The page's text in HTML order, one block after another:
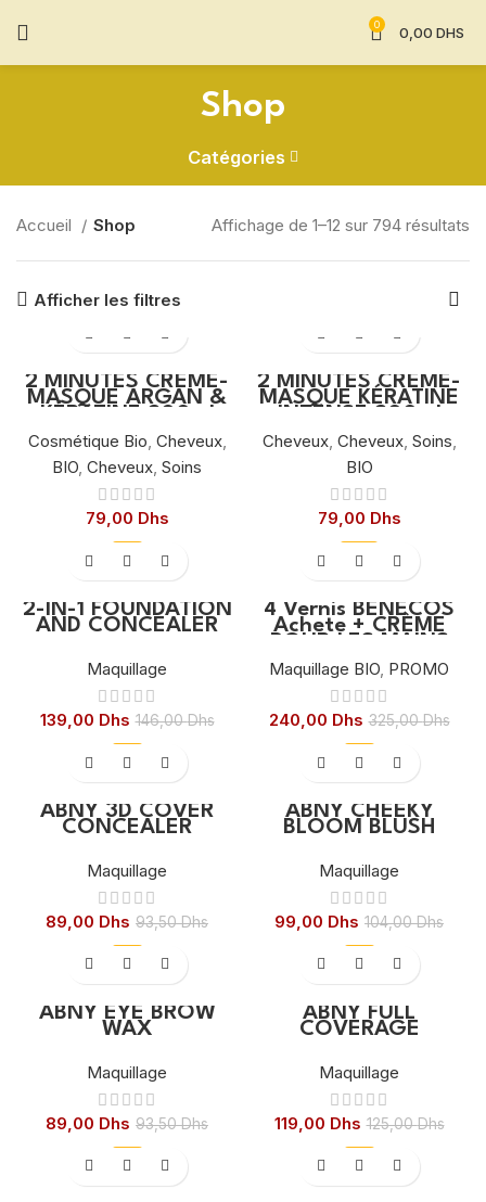
0 0,00 DHS
Shop
Catégories
Accueil Shop Affichage de 1–12 sur 794 résultats
Afficher les filtres
2 MINUTES CRÈME-
MASQUE ARGAN &
Cosmétique Bio, Cheveux,
BIO, Cheveux, Soins
79,00 Dhs
2 MINUTES CRÈME-
MASQUE KÉRATINE
Cheveux, Cheveux, Soins,
BIO
79,00 Dhs
-5%
2-IN-1 FOUNDATION
AND CONCEALER
Maquillage
139,00 Dhs 146,00Dhs
-26%
4 Vernis BENECOS
Achete + CRÈME
SANS ODEUR 100ML
Offerte
Maquillage BIO, PROMO
240,00 Dhs 325,00Dhs
-5%
ABNY 3D COVER
CONCEALER
Maquillage
89,00 Dhs 93,50Dhs
-5%
ABNY CHEEKY
BLOOM BLUSH
Maquillage
99,00 Dhs 104,00Dhs
-5%
ABNY EYE BROW
WAX
Maquillage
89,00 Dhs 93,50Dhs
-5%
ABNY FULL
COVERAGE
Maquillage
119,00 Dhs 125,00Dhs
-5% -5%